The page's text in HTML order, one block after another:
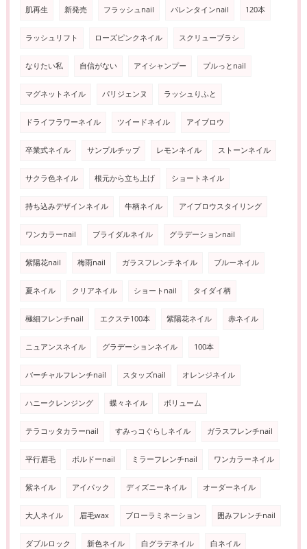
肌再生 新発売 フラッシュnail バレンタインnail 120本
ラッシュリフト ローズピンクネイル スクリューブラシ
なりたい私 自信がない アイシャンプー プルっとnail
マグネットネイル パリジェンヌ ラッシュりふと
ドライフラワーネイル ツイードネイル アイブロウ
卒業式ネイル サンプルチップ レモンネイル ストーンネイル
サクラ色ネイル 根元から立ち上げ ショートネイル
持ち込みデザインネイル 牛柄ネイル アイブロウスタイリング
ワンカラーnail ブライダルネイル グラデーションnail
紫陽花nail 梅雨nail ガラスフレンチネイル ブルーネイル
夏ネイル クリアネイル ショートnail タイダイ柄
極細フレンチnail エクステ100本 紫陽花ネイル 赤ネイル
ニュアンスネイル グラデーションネイル 100本
バーチャルフレンチnail スタッズnail オレンジネイル
ハニークレンジング 蝶々ネイル ボリューム
テラコッタカラーnail すみっコぐらしネイル ガラスフレンチnail
平行眉毛 ボルドーnail ミラーフレンチnail ワンカラーネイル
紫ネイル アイパック ディズニーネイル オーダーネイル
大人ネイル 眉毛wax ブローラミネーション 囲みフレンチnail
ダブルロック 新色ネイル 白グラデネイル 白ネイル